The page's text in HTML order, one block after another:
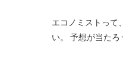
エコノミストって
い。 予想が当た